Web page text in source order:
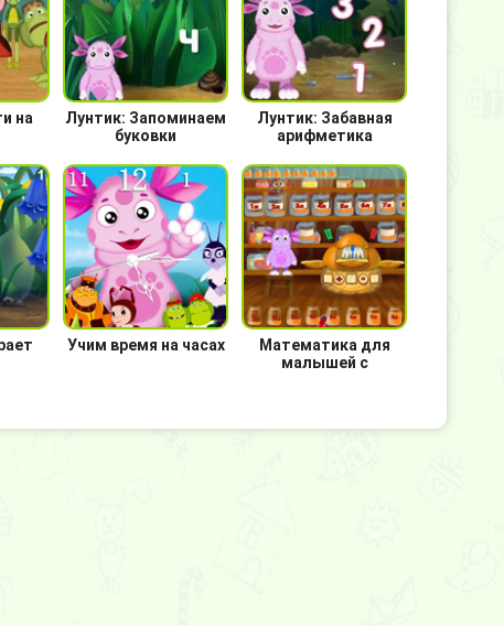
на
Лунтик: Запоминаем
буковки
Лунтик: Забавная
арифметика
Учим время на часах
Математика для
малышей с